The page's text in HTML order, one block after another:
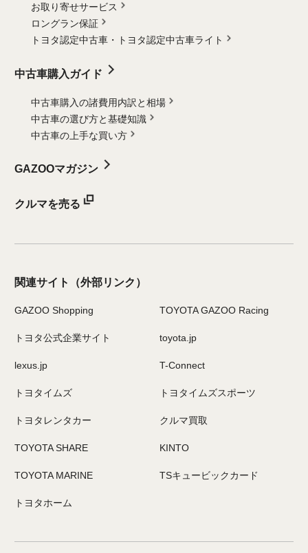
お取り寄せサービス
ロングラン保証
トヨタ認定中古車・
トヨタ認定中古車ライト
中古車購入ガイド
中古車購入の諸費用内訳と相場
中古車の選び方と基礎知識
中古車の上手な買い方
GAZOOマガジン
クルマを売る
関連サイト （外部リンク）
GAZOO Shopping TOYOTA GAZOO Racing
トヨタ公式企業サイト toyota.jp
lexus.jp T-Connect
トヨタイムズ トヨタイムズスポーツ
トヨタレンタカー クルマ買取
TOYOTA SHARE KINTO
TOYOTA MARINE TSキュービックカード
トヨタホーム